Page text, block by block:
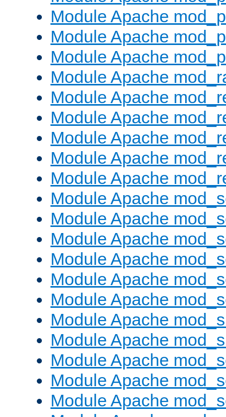
Module Apache
Module Apache
Module Apache
Module Apache
Module Apache
Module Apache
Module Apache
Module Apache
Module Apache
Module Apache
Module Apache
Module Apache
Module Apache
Module Apache
Module Apache
Module Apache
Module Apache
Module Apache
Module Apache
Module Apache